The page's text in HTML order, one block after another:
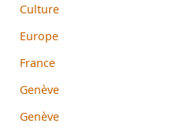
Culture
Europe
France
Genève
Genève